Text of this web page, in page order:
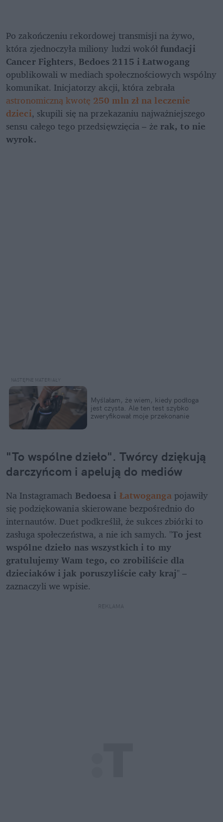
Po zakończeniu rekordowej transmisji na żywo,
która zjednoczyła miliony ludzi wokół fundacji
Cancer Fighters, Bedoes 2115 i Łatwogang
opublikowali w mediach społecznościowych wspólny
astronomiczną kwotę 250 mln zł na leczenie
dzieci, skupili się na przekazaniu najważniejszego
sensu całego tego przedsięwzięcia – że rak, to nie
wyrok.
Myślałam, że wiem, kiedy podłoga
jest czysta. Ale ten test szybko
zweryfikował moje przekonanie
"To wspólne dzieło". Twórcy dziękują
darczyńcom i apelują do mediów
Na Instagramach Bedoesa i Łatwogangapojawiły
się podziękowania skierowane bezpośrednio do
internautów. Duet podkreślił, że sukces zbiórki to
zasługa społeczeństwa, a nie ich samych. "To jest
wspólne dzieło nas wszystkich i to my
gratulujemy Wam tego, co zrobiliście dla
dzieciaków i jak poruszyliście cały kraj" –
zaznaczyli we wpisie.
REKLAMA